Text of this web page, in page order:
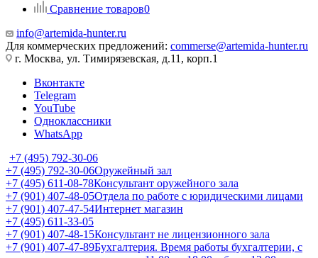
Сравнение товаров0
info@artemida-hunter.ru
Для коммерческих предложений: commerse@artemida-hunter.ru
г. Москва, ул. Тимирязевская, д.11, корп.1
Вконтакте
Telegram
YouTube
Одноклассники
WhatsApp
+7 (495) 792-30-06
+7 (495) 792-30-06Оружейный зал
+7 (495) 611-08-78Консультант оружейного зала
+7 (901) 407-48-05Отдела по работе с юридическими лицами
+7 (901) 407-47-54Интернет магазин
+7 (495) 611-33-05
+7 (901) 407-48-15Консультант не лицензионного зала
+7 (901) 407-47-89Бухгалтерия. Время работы бухгалтерии, с